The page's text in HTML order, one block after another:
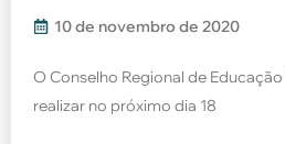
10 de novembro de 2020
O Conselho Regional de Educação
realizar no próximo dia 18